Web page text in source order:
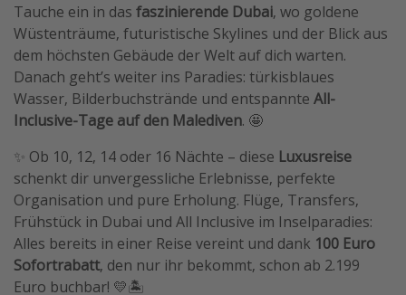
Tauche ein in das faszinierende Dubai, wo goldene
Wüstenträume, futuristische Skylines und der Blick aus
dem höchsten Gebäude der Welt auf dich warten.
Danach geht’s weiter ins Paradies: türkisblaues
Wasser, Bilderbuchstrände und entspannte All-
Inclusive-Tage auf den Malediven. 🤩
✨ Ob 10, 12, 14 oder 16 Nächte – diese Luxusreise
schenkt dir unvergessliche Erlebnisse, perfekte
Organisation und pure Erholung. Flüge, Transfers,
Frühstück in Dubai und All Inclusive im Inselparadies:
Alles bereits in einer Reise vereint und dank 100 Euro
Sofortrabatt, den nur ihr bekommt, schon ab 2.199
Euro buchbar! 💛🏝️